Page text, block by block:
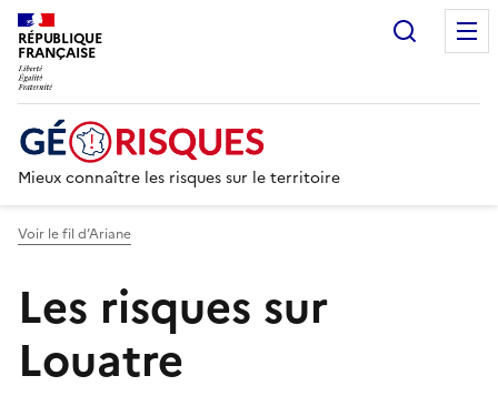
RÉPUBLIQUE
FRANÇAISE
Mieux connaître les risques sur le territoire
Voir le fil d’Ariane
Les risques sur
Louatre